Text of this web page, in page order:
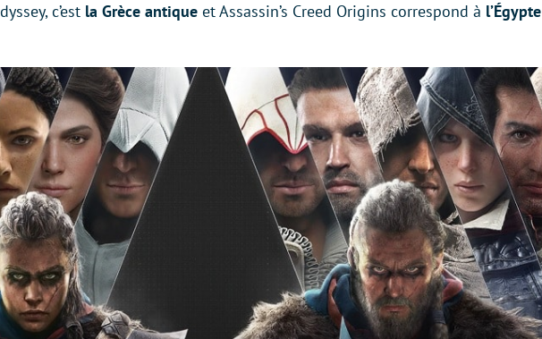
c’est la Grèce antique et Assassin’s Creed Origins correspond à l’Égypte